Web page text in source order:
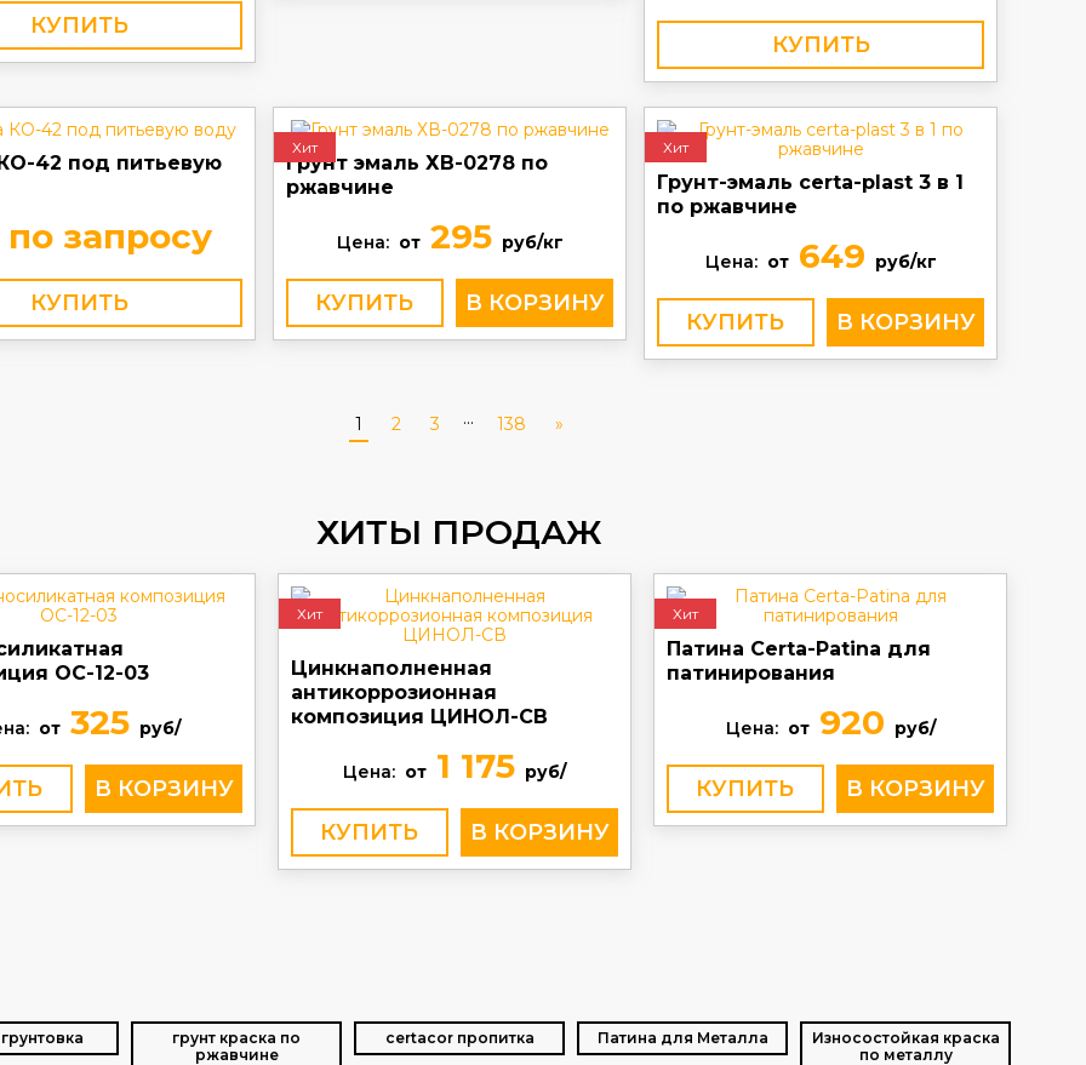
КУПИТЬ
КУПИТЬ
42 под питьевую
запросу
КУПИТЬ
Хит
Грунт эмаль ХВ-0278 по
ржавчине
Цена: от295 руб/кг
КУПИТЬ
Хит
Грунт-эмаль certa-plast 3 в 1
по ржавчине
Цена: от649 руб/кг
КУПИТЬ
1 2 3 ... 138 »
ХИТЫ ПРОДАЖ
ОС-12-03
от 325 руб/
Хит
Цинкнаполненная
антикоррозионная
композиция ЦИНОЛ-СВ
Цена: от 1 175 руб/
КУПИТЬ
Хит
Патина Certa-Patina для
патинирования
Цена: от920 руб/
КУПИТЬ
грунт краска по
ржавчине
certacor пропитка Патина для Металла
Износостойкая краска
по металлу